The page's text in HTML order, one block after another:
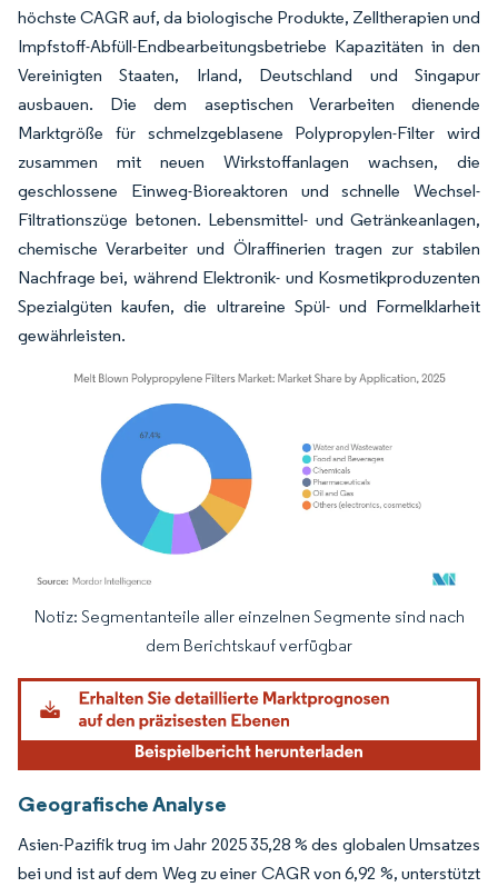
höchste CAGR auf, da biologische Produkte, Zelltherapien und
Impfstoff-Abfüll-Endbearbeitungsbetriebe Kapazitäten in den
Vereinigten Staaten, Irland, Deutschland und Singapur
ausbauen. Die dem aseptischen Verarbeiten dienende
Marktgröße für schmelzgeblasene Polypropylen-Filter wird
zusammen mit neuen Wirkstoffanlagen wachsen, die
geschlossene Einweg-Bioreaktoren und schnelle Wechsel-
Filtrationszüge betonen. Lebensmittel- und Getränkeanlagen,
chemische Verarbeiter und Ölraffinerien tragen zur stabilen
Nachfrage bei, während Elektronik- und Kosmetikproduzenten
Spezialgüten kaufen, die ultrareine Spül- und Formelklarheit
gewährleisten.
Bild © Mordor Intelligence. Wiederverwendung erfordert Namensnennung
Notiz: Segmentanteile aller einzelnen Segmente sind nach
dem Berichtskauf verfügbar
Geografische Analyse
Asien-Pazifik trug im Jahr 2025 35,28 % des globalen Umsatzes
bei und ist auf dem Weg zu einer CAGR von 6,92 %, unterstützt